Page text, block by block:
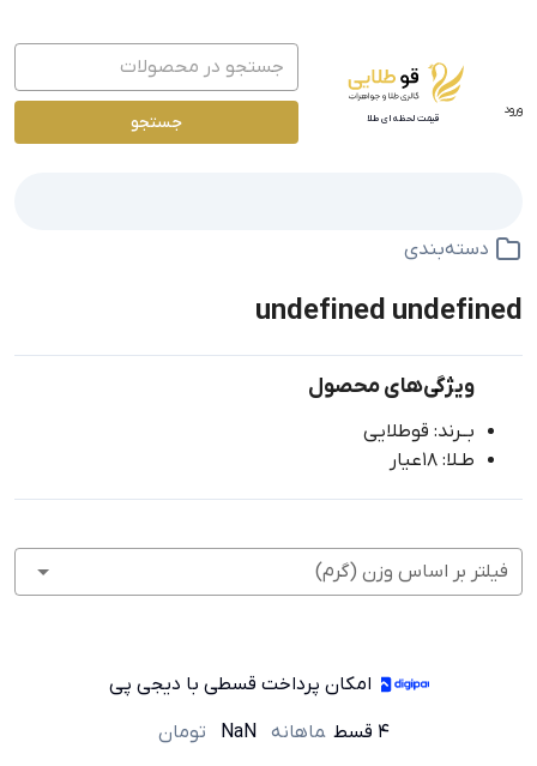
ورود
قیمت لحظه ای طلا جستجو
دسته‌بندی
undefined undefined
ویژگی‌های محصول
بــرند: قوطلایی
طـلا: 18عیار
فیلتر بر اساس وزن (گرم)
امکان پرداخت قسطی با دیجی پی
۴ قسط
ماهانه NaN تومان